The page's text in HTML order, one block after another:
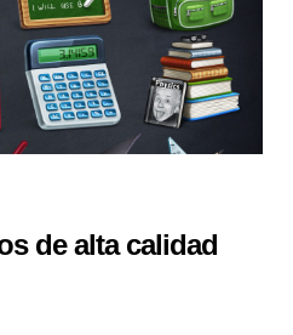
de alta calidad